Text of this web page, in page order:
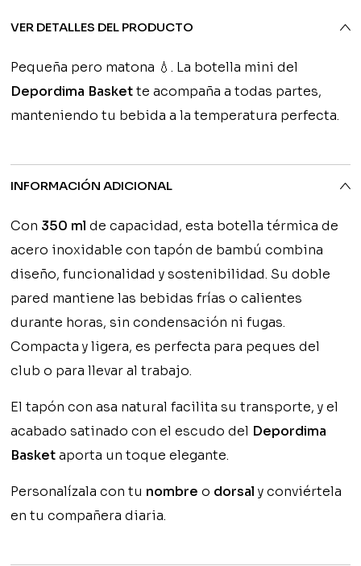
VER DETALLES DEL PRODUCTO
Pequeña pero matona 💧. La botella mini del
Depordima Baskette acompaña a todas partes,
manteniendo tu bebida a la temperatura perfecta.
INFORMACIÓN ADICIONAL
Con 350 ml de capacidad, esta botella térmica de
acero inoxidable con tapón de bambú combina
diseño, funcionalidad y sostenibilidad. Su doble
pared mantiene las bebidas frías o calientes
durante horas, sin condensación ni fugas.
Compacta y ligera, es perfecta para peques del
club o para llevar al trabajo.
El tapón con asa natural facilita su transporte, y el
acabado satinado con el escudo del Depordima
Basketaporta un toque elegante.
Personalízala con tu nombre o dorsal y conviértela
en tu compañera diaria.